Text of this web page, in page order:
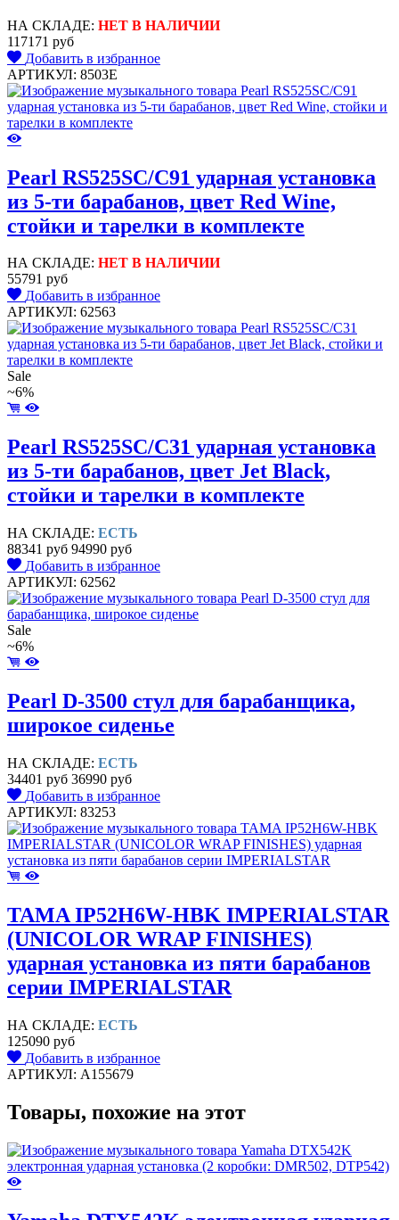
НА СКЛАДЕ: НЕТ В НАЛИЧИИ
117171 руб
Добавить в избранное
АРТИКУЛ: 8503E
Pearl RS525SC/C91 ударная установка
из 5-ти барабанов, цвет Red Wine,
стойки и тарелки в комплекте
НА СКЛАДЕ: НЕТ В НАЛИЧИИ
55791 руб
Добавить в избранное
АРТИКУЛ: 62563
Sale
~6%
Pearl RS525SC/C31 ударная установка
из 5-ти барабанов, цвет Jet Black,
стойки и тарелки в комплекте
НА СКЛАДЕ: ЕСТЬ
88341 руб 94990 руб
Добавить в избранное
АРТИКУЛ: 62562
Sale
~6%
Pearl D-3500 стул для барабанщика,
широкое сиденье
НА СКЛАДЕ: ЕСТЬ
34401 руб 36990 руб
Добавить в избранное
АРТИКУЛ: 83253
TAMA IP52H6W-HBK IMPERIALSTAR
(UNICOLOR WRAP FINISHES)
ударная установка из пяти барабанов
серии IMPERIALSTAR
НА СКЛАДЕ: ЕСТЬ
125090 руб
Добавить в избранное
АРТИКУЛ: A155679
Товары, похожие на этот